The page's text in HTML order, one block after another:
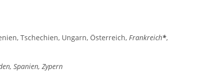
Tschechien, Ungarn, Österreich, Frankreich*,
Spanien, Zypern